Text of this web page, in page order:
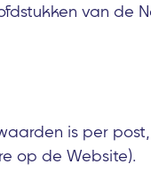
van de
is per
op de Website).